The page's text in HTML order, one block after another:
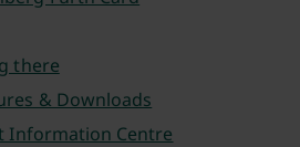
there
& Downloads
Information Centre